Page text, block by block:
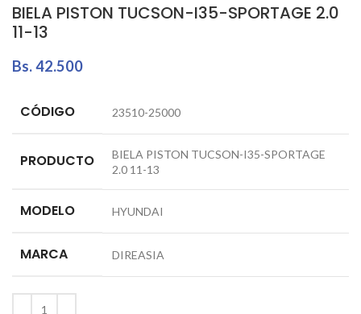
BIELA PISTON TUCSON-I35-SPORTAGE 2.0
11-13
Bs.42.500
CÓDIGO 23510-25000
PRODUCTO
BIELA PISTON TUCSON-I35-SPORTAGE
2.0 11-13
MODELO HYUNDAI
MARCA DIREASIA